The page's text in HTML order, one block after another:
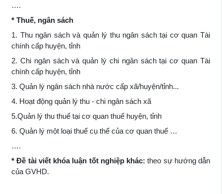
….
* Thuế, ngân sách
1. Thu ngân sách và quản lý thu ngân sách tại cơ quan Tài
chính cấp huyện, tỉnh
2. Chi ngân sách và quản lý chi ngân sách tại cơ quan Tài
chính cấp huyện, tỉnh
3. Quản lý ngân sách nhà nước cấp xã/huyện/tỉnh...
4. Hoạt động quản lý thu - chi ngân sách xã
5.Quản lý thu thuế tại cơ quan thuế huyện, tỉnh
6. Quản lý một loại thuế cụ thể của cơ quan thuế …
….
* Đề tài viết khóa luận tốt nghiệp khác:theo sự hướng dẫn
của GVHD.